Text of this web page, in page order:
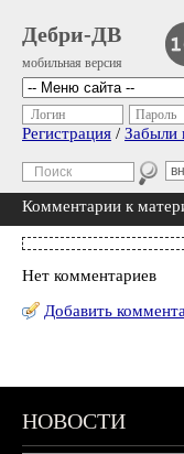
Дебри-ДВ
мобильная версия
Логин Пароль
Регистрация / Забыли
Комментарии к
Нет комментариев
Добавить
НОВОСТИ